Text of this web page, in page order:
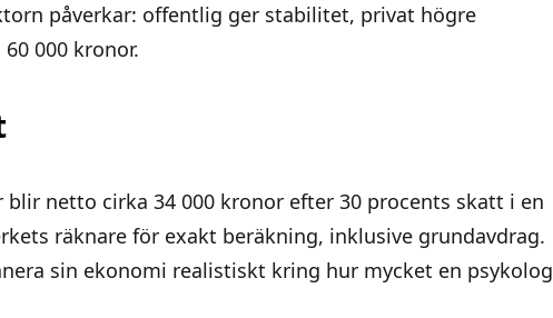
påverkar: offentlig ger stabilitet, privat högre
000 kronor.
netto cirka 34 000 kronor efter 30 procents skatt i en
räknare för exakt beräkning, inklusive grundavdrag.
sin ekonomi realistiskt kring hur mycket en psykolog